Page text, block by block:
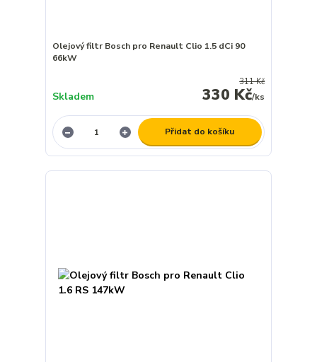
Olejový filtr Bosch pro Renault Clio 1.5 dCi 90
66kW
311 Kč
330 Kč/ks
Skladem
Přidat do košíku